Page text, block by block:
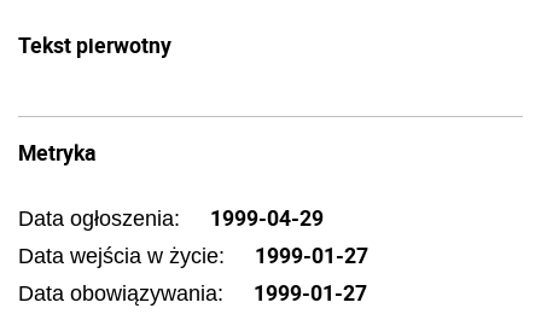
Tekst pierwotny
Metryka
Data ogłoszenia: 1999-04-29
Data wejścia w życie: 1999-01-27
Data obowiązywania: 1999-01-27